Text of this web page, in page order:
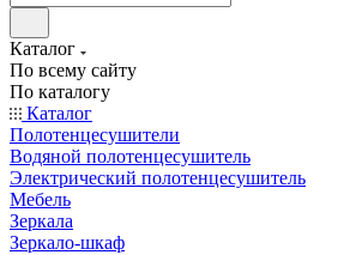
Каталог
По всему сайту
По каталогу
Каталог
Полотенцесушители
Водяной полотенцесушитель
Электрический полотенцесушитель
Мебель
Зеркала
Зеркало-шкаф